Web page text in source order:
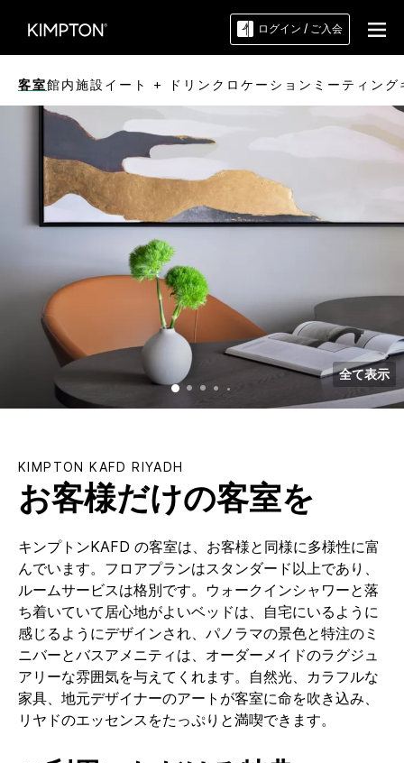
ログイン / ご入会
客室館内施設 イート + ドリンク ロケーション ミーティング
全て表示
KIMPTON KAFD RIYADH
お客様だけの客室を
キンプトンKAFD の客室は、お客様と同様に多様性に富
んでいます。フロアプランはスタンダード以上であり、
ルームサービスは格別です。ウォークインシャワーと落
ち着いていて居心地がよいベッドは、自宅にいるように
感じるようにデザインされ、パノラマの景色と特注のミ
ニバーとバスアメニティは、オーダーメイドのラグジュ
アリーな雰囲気を与えてくれます。自然光、カラフルな
家具、地元デザイナーのアートが客室に命を吹き込み、
リヤドのエッセンスをたっぷりと満喫できます。